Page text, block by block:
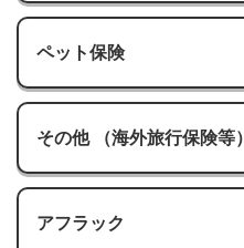
ペット保険
その他 （海外旅行保険等）
アフラック